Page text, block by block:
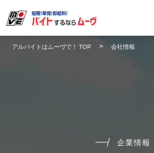
企業情報
アルバイトはムーヴで！ TOP 会社情報
企業情報